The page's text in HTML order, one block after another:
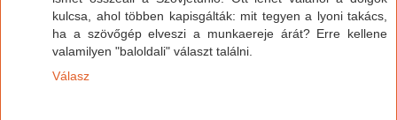
kulcsa, ahol többen kapisgálták: mit tegyen a lyoni takács,
ha a szövőgép elveszi a munkaereje árát? Erre kellene
valamilyen "baloldali" választ találni.
Válasz